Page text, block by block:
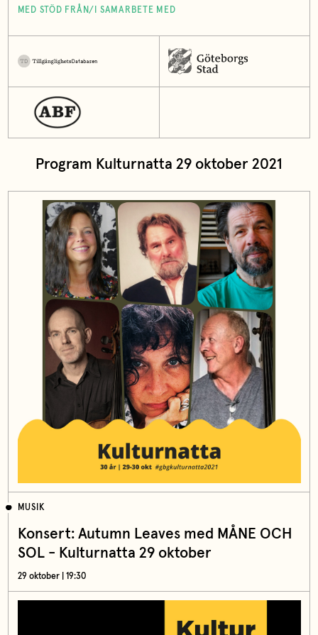
MED STÖD FRÅN/I SAMARBETE MED
Program Kulturnatta 29 oktober 2021
MUSIK
Konsert: Autumn Leaves med MÅNE OCH
SOL - Kulturnatta 29 oktober
29 oktober | 19:30